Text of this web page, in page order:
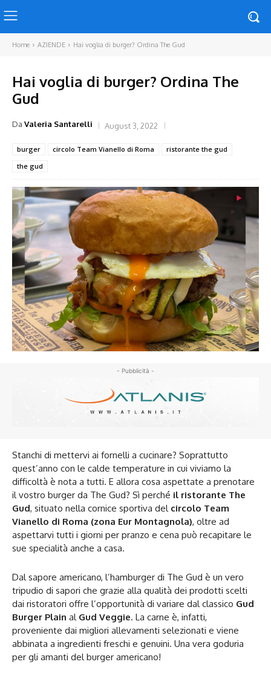
Home AZIENDE Hai voglia di burger? Ordina The Gud
Hai voglia di burger? Ordina The
Gud
Da Valeria Santarelli August 3, 2022
burger circolo Team Vianello di Roma
ristorante the gud
the gud
- Pubblicità -
Stanchi di mettervi ai fornelli a cucinare? Soprattutto
quest’anno con le calde temperature in cui viviamo la
difficoltà è nota a tutti. E allora cosa aspettate a prenotare
il vostro burger da The Gud? Sì perché il ristorante The
Gud, situato nella cornice sportiva del circolo Team
Vianello di Roma (zona Eur Montagnola), oltre ad
aspettarvi tutti i giorni per pranzo e cena può recapitare le
sue specialità anche a casa.
Dal sapore americano, l’hamburger di The Gud è un vero
tripudio di sapori che grazie alla qualità dei prodotti scelti
dai ristoratori offre l’opportunità di variare dal classico Gud
Burger Plain al Gud Veggie. La carne è, infatti,
proveniente dai migliori allevamenti selezionati e viene
abbinata a ingredienti freschi e genuini. Una vera goduria
per gli amanti del burger americano!